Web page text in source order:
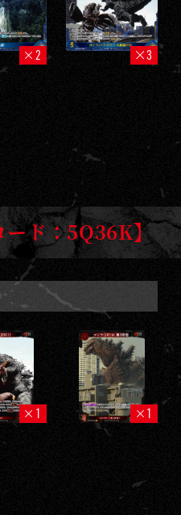
2 3
ード：5Q36K】
1 1